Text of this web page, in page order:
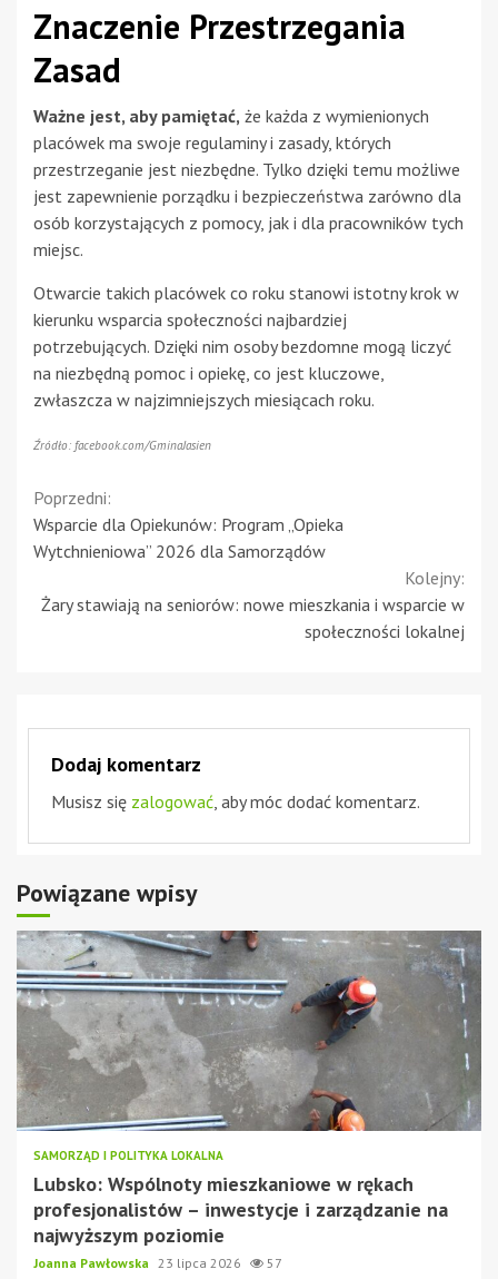
Znaczenie Przestrzegania
Zasad
Ważne jest, aby pamiętać, że każda z wymienionych
placówek ma swoje regulaminy i zasady, których
przestrzeganie jest niezbędne. Tylko dzięki temu możliwe
jest zapewnienie porządku i bezpieczeństwa zarówno dla
osób korzystających z pomocy, jak i dla pracowników tych
miejsc.
Otwarcie takich placówek co roku stanowi istotny krok w
kierunku wsparcia społeczności najbardziej
potrzebujących. Dzięki nim osoby bezdomne mogą liczyć
na niezbędną pomoc i opiekę, co jest kluczowe,
zwłaszcza w najzimniejszych miesiącach roku.
Źródło: facebook.com/GminaJasien
Continue
Reading
Poprzedni:
Wsparcie dla Opiekunów: Program „Opieka
Wytchnieniowa” 2026 dla Samorządów
Kolejny:
Żary stawiają na seniorów: nowe mieszkania i wsparcie w
społeczności lokalnej
Dodaj komentarz
Musisz się zalogować, aby móc dodać komentarz.
Powiązane wpisy
SAMORZĄD I POLITYKA LOKALNA
Lubsko: Wspólnoty mieszkaniowe w rękach
profesjonalistów – inwestycje i zarządzanie na
najwyższym poziomie
Joanna Pawłowska 23 lipca 2026 57